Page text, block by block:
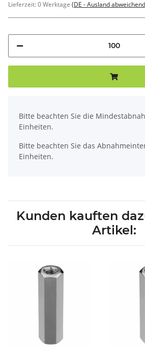
Lieferzeit:0 Werktage (DE - Ausland
Bitte beachten Sie die
Einheiten.
Bitte beachten Sie das
Einheiten.
Kunden kauften
Artikel: